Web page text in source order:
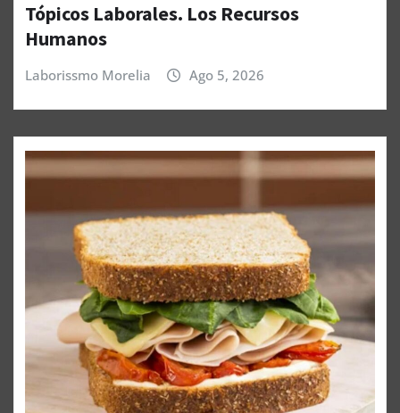
Tópicos Laborales. Los Recursos
Humanos
Laborissmo Morelia Ago 5, 2026